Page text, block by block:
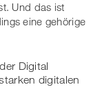
Und das ist
eine gehörige
Digital
digitalen